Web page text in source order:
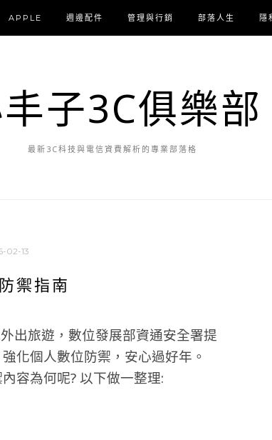
APPLE 週邊配件 管理與行銷 部落人生 隱
子3C俱樂部
最新3C科技與電信資費解析的專業部落格
02-13
禦指南
出旅遊，數位發展部資通安全署提
化個人數位防禦，安心過好年。
容為何呢? 以下做一整理: